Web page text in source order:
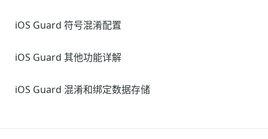
iOS Guard 符号混淆配置
iOS Guard 其他功能详解
iOS Guard 混淆和绑定数据存储